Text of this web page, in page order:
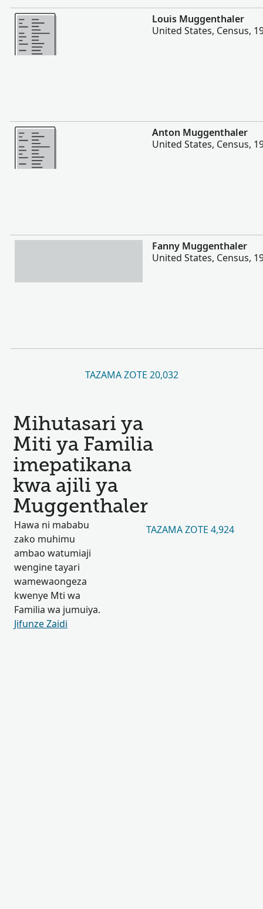
Zaidi
Louis Muggenthaler
United States, Census,
Zaidi
Anton Muggenthaler
United States, Census,
Zaidi
Fanny Muggenthaler
United States, Census,
TAZAMA ZOTE 20,032
Mihutasari ya
Miti ya Familia
imepatikana
kwa ajili ya
Muggenthaler
Hawa ni mababu
zako muhimu
ambao watumiaji
wengine tayari
wamewaongeza
kwenye Mti wa
Familia wa jumuiya.
Jifunze Zaidi
TAZAMA ZOTE 4,924